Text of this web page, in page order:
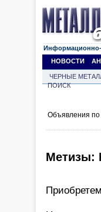
Информационно-
НОВОСТИ
ЧЕРНЫЕ
ПОИСК
Объявления
Метизы: